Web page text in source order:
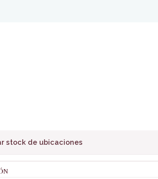
decorativos para el hogar
decorativos para
stock de ubicaciones